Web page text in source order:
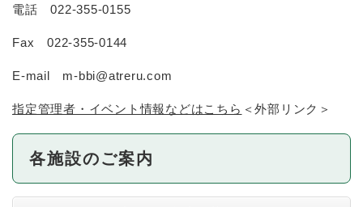
電話 022-355-0155
Fax 022-355-0144
E-mail m-bbi@atreru.com
指定管理者・イベント情報などはこちら ＜外部リンク＞
各施設のご案内